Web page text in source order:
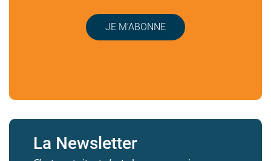
JE M’ABONNE
La Newsletter